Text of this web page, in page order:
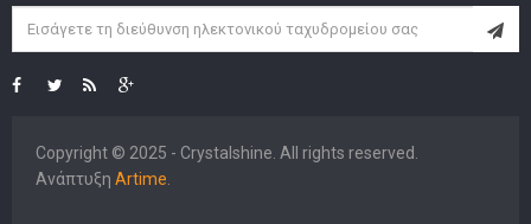
Copyright © 2025 - Crystalshine. All rights reserved.
Ανάπτυξη Artime.